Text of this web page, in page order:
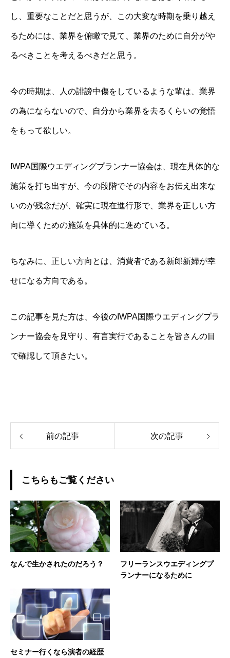
し、重要なことだと思うが、この大変な時期を乗り越え
るためには、業界を俯瞰で見て、業界のために自分がや
るべきことを考えるべきだと思う。
今の時期は、人の誹謗中傷をしているような輩は、業界
の為にならないので、自分から業界を去るくらいの覚悟
をもって欲しい。
IWPA国際ウエディングプランナー協会は、現在具体的な
施策を打ち出すが、今の段階でその内容をお伝え出来な
いのが残念だが、確実に現在進行形で、業界を正しい方
向に導くための施策を具体的に進めている。
ちなみに、正しい方向とは、消費者である新郎新婦が幸
せになる方向である。
この記事を見た方は、今後のIWPA国際ウエディングプラ
ンナー協会を見守り、有言実行であることを皆さんの目
で確認して頂きたい。
前の記事 次の記事
こちらもご覧ください
なんで生かされたのだろう？
フリーランスウエディングプ
ランナーになるために
セミナー行くなら演者の経歴